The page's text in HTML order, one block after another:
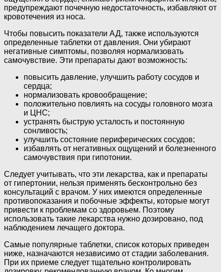
предупреждают почечную недостаточность, избавляют от
кровотечения из носа.
Чтобы повысить показатели АД, также используются
определенные таблетки от давления. Они убирают
негативные симптомы, позволяя нормализовать
самочувствие. Эти препараты дают возможность:
повысить давление, улучшить работу сосудов и
сердца;
нормализовать кровообращение;
положительно повлиять на сосуды головного мозга
и ЦНС;
устранять быструю усталость и постоянную
сонливость;
улучшить состояние периферических сосудов;
избавлять от негативных ощущений и болезненного
самочувствия при гипотонии.
Следует учитывать, что эти лекарства, как и препараты
от гипертонии, нельзя применять бесконтрольно без
консультаций с врачом. У них имеются определенные
противопоказания и побочные эффекты, которые могут
привести к проблемам со здоровьем. Поэтому
использовать такие лекарства нужно дозировано, под
наблюдением лечащего доктора.
Самые популярные таблетки, список которых приведен
ниже, назначаются независимо от стадии заболевания.
При их приеме следует тщательно контролировать